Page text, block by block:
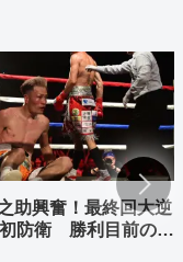
助興奮！最終回大逆
防衛 勝利目前の村